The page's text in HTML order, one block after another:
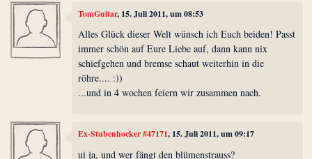
TomGuitar, 15. Juli 2011, um 08:53
Alles Glück dieser Welt wünsch ich Euch beiden! Passt
immer schön auf Eure Liebe auf, dann kann nix
schiefgehen und bremse schaut weiterhin in die
röhre.... :))
...und in 4 wochen feiern wir zusammen nach.
Ex-Stubenhocker #47171, 15. Juli 2011, um 09:17
ui ja, und wer fängt den blümenstrauss?